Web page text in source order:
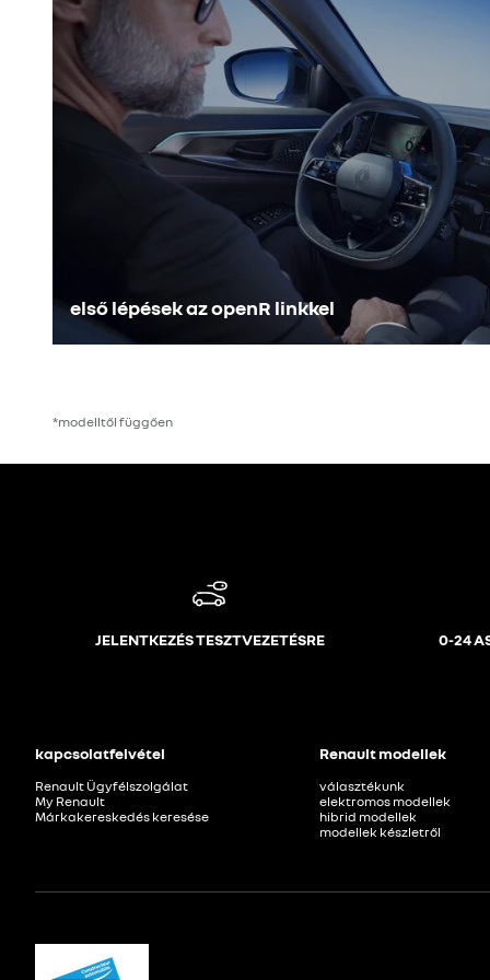
első lépések az openR linkkel
*modelltől függően
JELENTKEZÉS TESZTVEZETÉSRE 0-24
kapcsolatfelvétel
Renault Ügyfélszolgálat
My Renault
Márkakereskedés keresése
Renault modellek
választékunk
elektromos modellek
hibrid modellek
modellek készletről